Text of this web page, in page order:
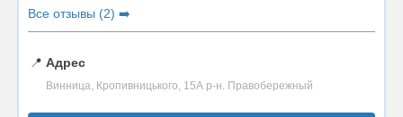
Все отзывы (2) ➡️
📍 Адрес
Винница, Кропивницького, 15А р-н. Правобережный